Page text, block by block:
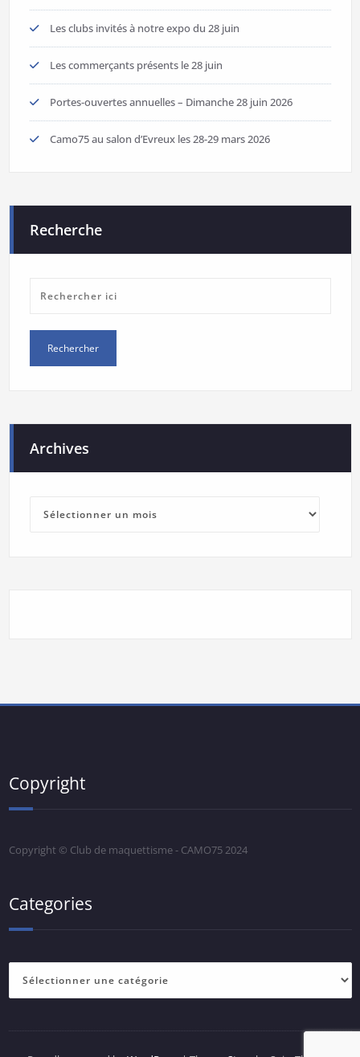
Les clubs invités à notre expo du 28 juin
Les commerçants présents le 28 juin
Portes-ouvertes annuelles – Dimanche 28 juin 2026
Camo75 au salon d’Evreux les 28-29 mars 2026
Recherche
Archives
Copyright
Copyright © Club de maquettisme - CAMO75 2024
Categories